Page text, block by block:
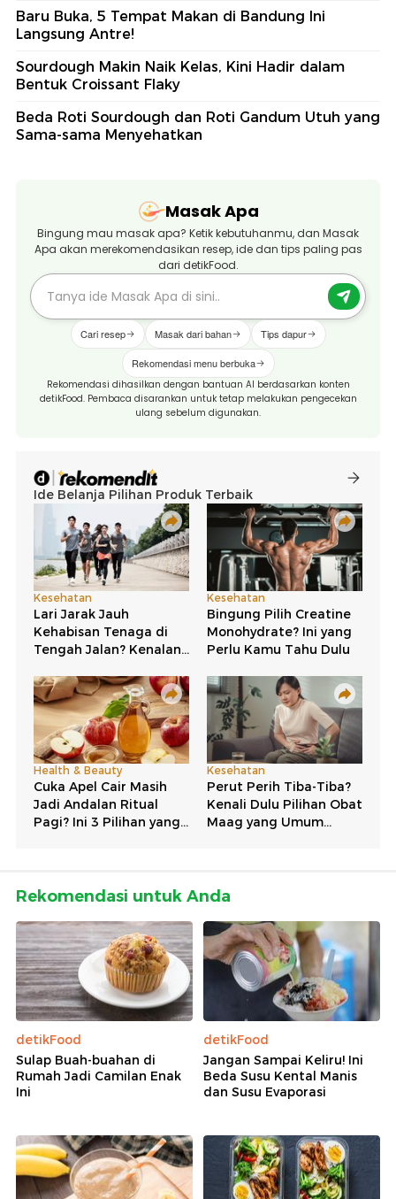
Baru Buka, 5 Tempat Makan di Bandung Ini
Langsung Antre!
Sourdough Makin Naik Kelas, Kini Hadir dalam
Bentuk Croissant Flaky
Beda Roti Sourdough dan Roti Gandum Utuh yang
Sama-sama Menyehatkan
Masak Apa
Bingung mau masak apa? Ketik kebutuhanmu, dan Masak
Apa akan merekomendasikan resep, ide dan tips paling pas
dari detikFood.
Cari resep Masak dari bahan Tips dapur
Rekomendasi menu berbuka
Rekomendasi dihasilkan dengan bantuan AI berdasarkan konten
detikFood. Pembaca disarankan untuk tetap melakukan pengecekan
ulang sebelum digunakan.
Rekomendasi untuk Anda
detikFood
Sulap Buah-buahan di
Rumah Jadi Camilan Enak
Ini
detikFood
Jangan Sampai Keliru! Ini
Beda Susu Kental Manis
dan Susu Evaporasi